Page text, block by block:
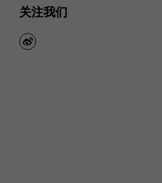
关注我们
weibo